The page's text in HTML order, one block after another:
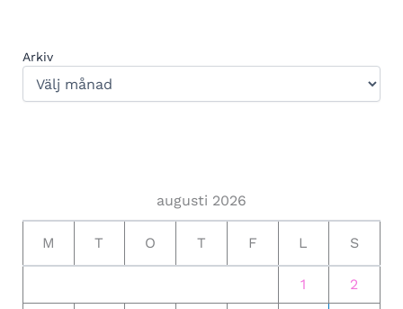
Arkiv
augusti 2026
M T O T F L S
1 2